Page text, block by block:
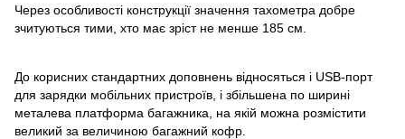
Через особливості конструкції значення тахометра добре
зчитуються тими, хто має зріст не менше 185 см.
До корисних стандартних доповнень відносяться і USB-порт
для зарядки мобільних пристроїв, і збільшена по ширині
металева платформа багажника, на якій можна розмістити
великий за величиною багажний кофр.